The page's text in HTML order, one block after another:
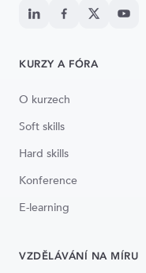
KURZY A FÓRA
O kurzech
Soft skills
Hard skills
Konference
E-learning
VZDĚLÁVÁNÍ NA MÍRU